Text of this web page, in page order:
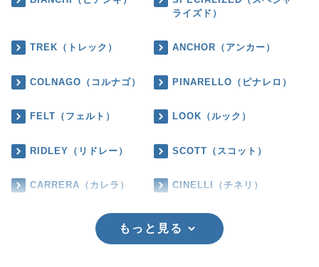
ライズド）
TREK（トレック） ANCHOR（アンカー）
COLNAGO（コルナゴ） PINARELLO（ピナレロ）
FELT（フェルト） LOOK（ルック）
RIDLEY（リドレー） SCOTT（スコット）
CARRERA（カレラ） CINELLI（チネリ）
もっと見る